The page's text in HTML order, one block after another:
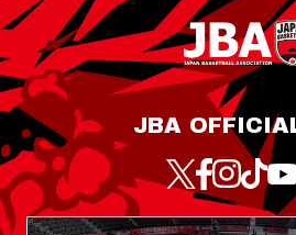
JBA